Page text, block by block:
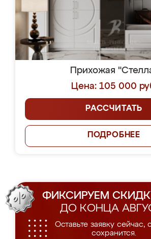
Прихожая
Цена: 105 000
РАССЧИТАТЬ
ПОДРОБНЕЕ
ФИКСИРУЕМ
ДО КОНЦА
Оставьте заявку сейчас,
сохранится.